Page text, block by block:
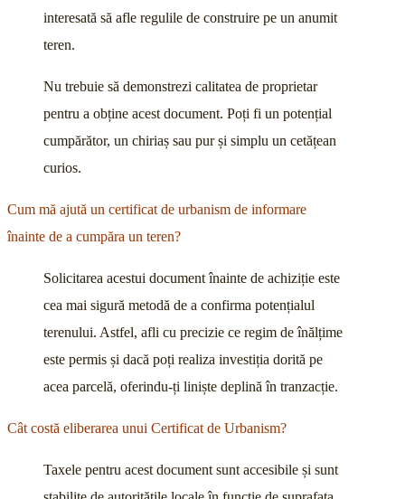
interesată să afle regulile de construire pe un anumit
teren.
Nu trebuie să demonstrezi calitatea de proprietar
pentru a obține acest document. Poți fi un potențial
cumpărător, un chiriaș sau pur și simplu un cetățean
curios.
Cum mă ajută un certificat de urbanism de informare
înainte de a cumpăra un teren?
Solicitarea acestui document înainte de achiziție este
cea mai sigură metodă de a confirma potențialul
terenului. Astfel, afli cu precizie ce regim de înălțime
este permis și dacă poți realiza investiția dorită pe
acea parcelă, oferindu-ți liniște deplină în tranzacție.
Cât costă eliberarea unui Certificat de Urbanism?
Taxele pentru acest document sunt accesibile și sunt